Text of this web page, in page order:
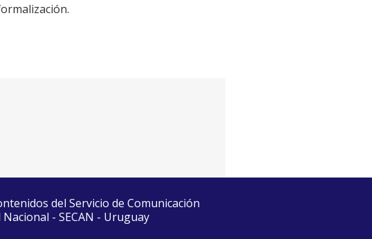
del Servicio de Comunicación
- SECAN - Uruguay